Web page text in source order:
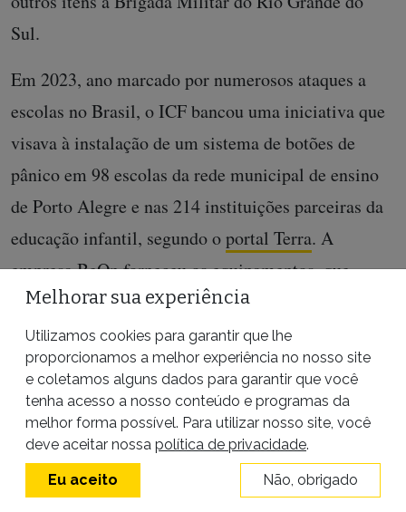
Sul.
Em 2023, ano marcado por numerosos ataques a
escolas no Brasil, o ICF bancou uma iniciativa que
visava à instalação de um sistema de botões de
pânico em 98 escolas da rede municipal de ensino
de Porto Alegre e nas 214 instituições parceiras da
educação infantil, segundo oportal Terra. A
empresa BeOn forneceu os equipamentos, que
foram distribuídos pela prefeitura da capital gaúcha.
O negacionismo climático da Brasil
Paralelo
“Eu gostaria de começar jogando a bola para o
professor Felício: o que que é aquecimento global,
Melhorar sua experiência
Utilizamos cookies para garantir que lhe
proporcionamos a melhor experiência no nosso site
e coletamos alguns dados para garantir que você
tenha acesso a nosso conteúdo e programas da
melhor forma possível. Para utilizar nosso site, você
deve aceitar nossa política de privacidade.
Eu aceito Não, obrigado